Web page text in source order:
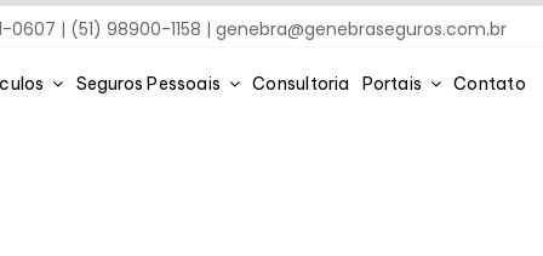
0607 | (51) 98900-1158 |genebra@genebraseguros.com.br
Seguros Pessoais Consultoria Portais Contato